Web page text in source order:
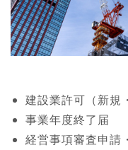
建設業許可（新規
事業年度終了届
経営事項審査申請